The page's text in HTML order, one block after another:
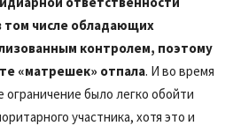
числе обладающих
контролем, поэтому
«матрешек» отпала. И во время
было легко обойти
участника, хотя это и